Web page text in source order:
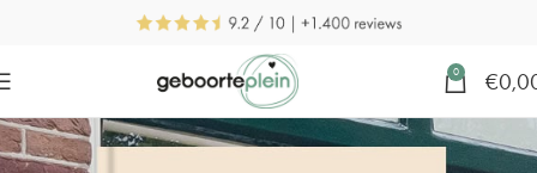
0 €